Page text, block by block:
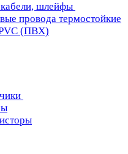
шлейфы
провода термостойкие
(ПВХ)